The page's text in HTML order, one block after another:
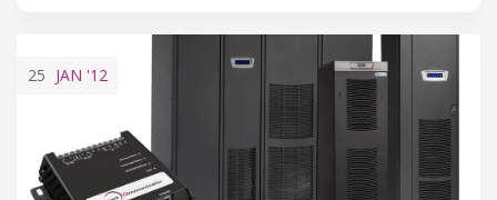
25 JAN '12